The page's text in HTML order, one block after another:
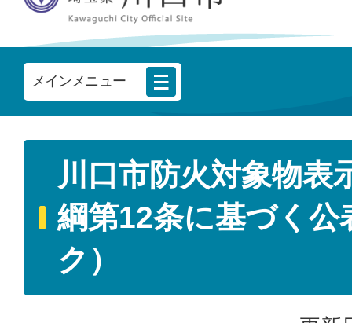
メインメニュー
川口市防火対象物表
綱第12条に基づく公
ク）